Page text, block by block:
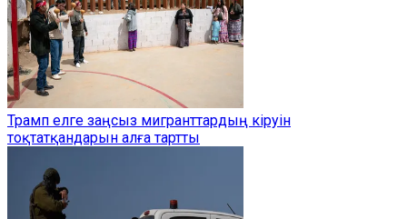
Трамп елге заңсыз мигранттардың кіруін
тоқтатқандарын алға тартты